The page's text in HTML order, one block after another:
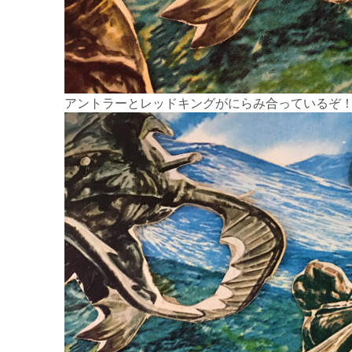
アントラーとレッドキングがにらみ合っているぞ